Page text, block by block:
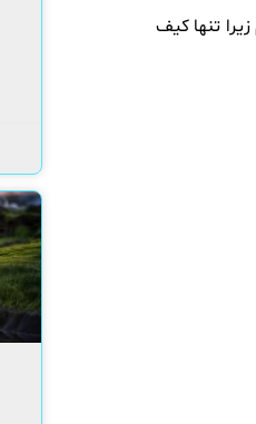
تنها کیف